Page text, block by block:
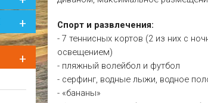
Спорт и развлечения:
- 7 теннисных кортов (2 из них с
освещением)
- пляжный волейбол и футбол
- серфинг, водные лыжи, водное
- «бананы»